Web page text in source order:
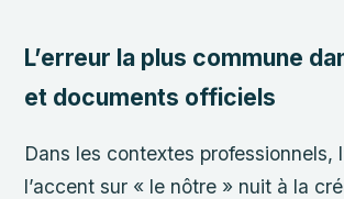
L’erreur la plus commune
et documents officiels
Dans les contextes professionnels,
l’accent sur « le nôtre » nuit à la